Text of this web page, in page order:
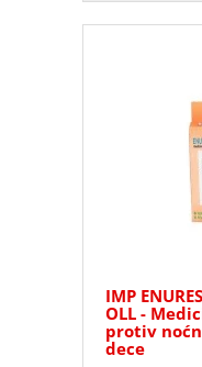
IMP
OLL -
protiv
dece